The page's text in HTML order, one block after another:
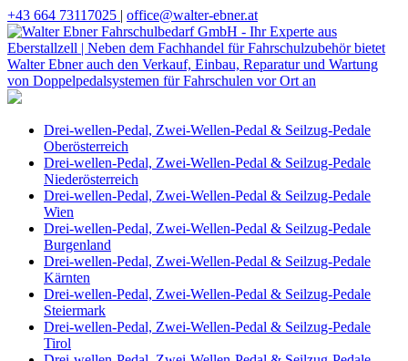
+43 664 73117025 | office@walter-ebner.at
Drei-wellen-Pedal, Zwei-Wellen-Pedal & Seilzug-Pedale
Oberösterreich
Drei-wellen-Pedal, Zwei-Wellen-Pedal & Seilzug-Pedale
Niederösterreich
Drei-wellen-Pedal, Zwei-Wellen-Pedal & Seilzug-Pedale
Wien
Drei-wellen-Pedal, Zwei-Wellen-Pedal & Seilzug-Pedale
Burgenland
Drei-wellen-Pedal, Zwei-Wellen-Pedal & Seilzug-Pedale
Kärnten
Drei-wellen-Pedal, Zwei-Wellen-Pedal & Seilzug-Pedale
Steiermark
Drei-wellen-Pedal, Zwei-Wellen-Pedal & Seilzug-Pedale
Tirol